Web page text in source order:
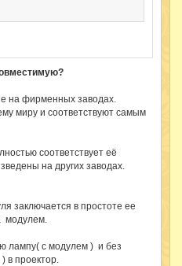
на фирменных заводах.
миру и соответствуют самым
соответствует её
на других заводах.
заключается в простоте ее
модулем.
лампу( с модулем ) и без
в проектор.